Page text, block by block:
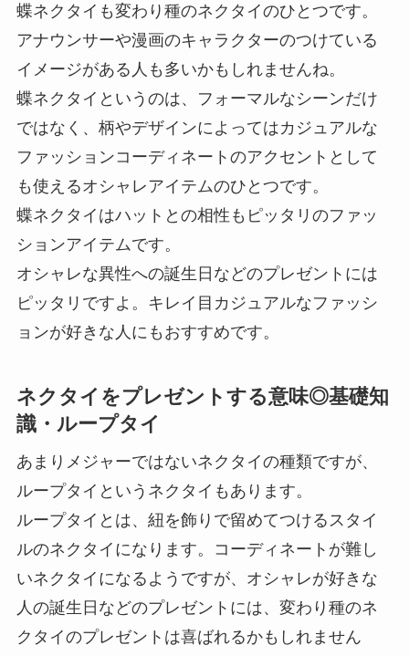
で
購
蝶ネクタイも変わり種のネクタイのひとつです。
アナウンサーや漫画のキャラクターのつけている
イメージがある人も多いかもしれませんね。
蝶ネクタイというのは、フォーマルなシーンだけ
ではなく、柄やデザインによってはカジュアルな
ファッションコーディネートのアクセントとして
も使えるオシャレアイテムのひとつです。
蝶ネクタイはハットとの相性もピッタリのファッ
ションアイテムです。
オシャレな異性への誕生日などのプレゼントには
ピッタリですよ。キレイ目カジュアルなファッシ
ョンが好きな人にもおすすめです。
ネクタイをプレゼントする意味◎基礎知
識・ループタイ
あまりメジャーではないネクタイの種類ですが、
ループタイというネクタイもあります。
ループタイとは、紐を飾りで留めてつけるスタイ
ルのネクタイになります。コーディネートが難し
いネクタイになるようですが、オシャレが好きな
人の誕生日などのプレゼントには、変わり種のネ
クタイのプレゼントは喜ばれるかもしれません